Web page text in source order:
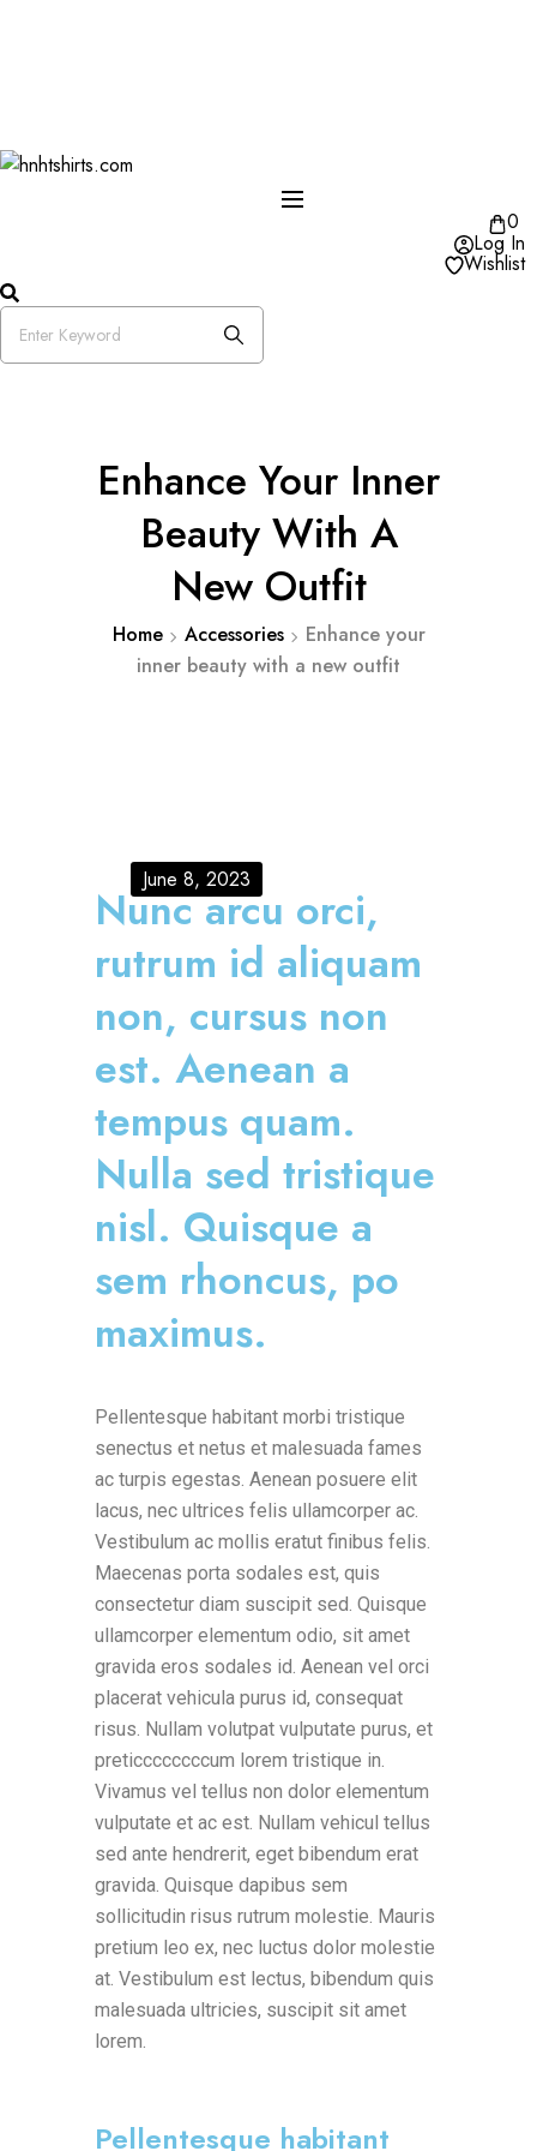
0
Log In
Wishlist
Enhance Your Inner
Beauty With A
New Outfit
Home Accessories
Enhance your
inner beauty with a new outfit
June 8, 2023
Nunc arcu orci,
rutrum id aliquam
non, cursus non
est. Aenean a
tempus quam.
Nulla sed tristique
nisl. Quisque a
sem rhoncus, po
maximus.
Pellentesque habitant morbi tristique
senectus et netus et malesuada fames
ac turpis egestas. Aenean posuere elit
lacus, nec ultrices felis ullamcorper ac.
Vestibulum ac mollis eratut finibus felis.
Maecenas porta sodales est, quis
consectetur diam suscipit sed. Quisque
ullamcorper elementum odio, sit amet
gravida eros sodales id. Aenean vel orci
placerat vehicula purus id, consequat
risus. Nullam volutpat vulputate purus, et
preticcccccccum lorem tristique in.
Vivamus vel tellus non dolor elementum
vulputate et ac est. Nullam vehicul tellus
sed ante hendrerit, eget bibendum erat
gravida. Quisque dapibus sem
sollicitudin risus rutrum molestie. Mauris
pretium leo ex, nec luctus dolor molestie
at. Vestibulum est lectus, bibendum quis
malesuada ultricies, suscipit sit amet
lorem.
Pellentesque habitant